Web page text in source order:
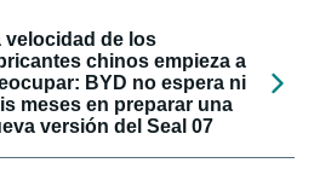
velocidad de los
chinos empieza a
BYD no espera ni
meses en preparar una
versión del Seal 07